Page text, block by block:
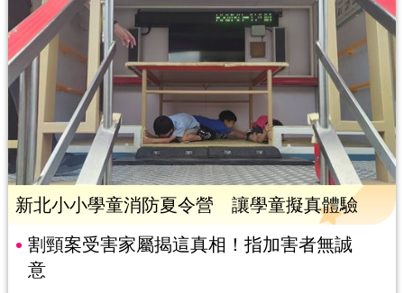
新北小小學童消防夏令營 讓學童擬真體驗
割頸案受害家屬揭這真相！指加害者無誠
意